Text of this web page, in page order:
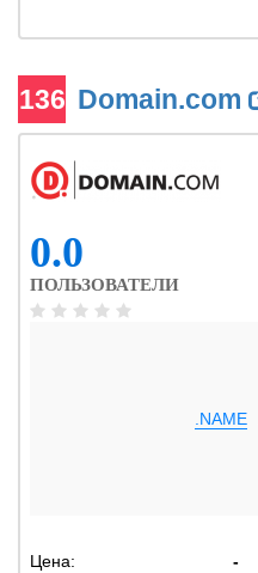
136 Domain.com
0.0
ПОЛЬЗОВАТЕЛИ
.NAME
Цена: -